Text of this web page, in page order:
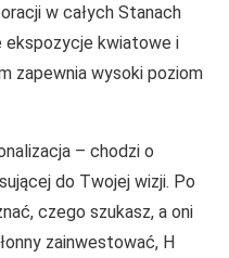
w całych Stanach
ekspozycje kwiatowe i
zapewnia wysoki poziom
– chodzi o
do Twojej wizji. Po
czego szukasz, a oni
zainwestować, H